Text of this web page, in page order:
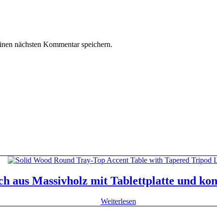
nächsten Kommentar speichern.
aus Massivholz mit Tablettplatte und
Weiterlesen